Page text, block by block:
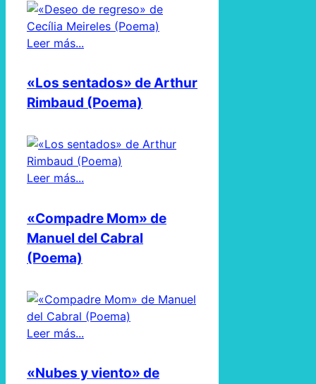
Leer más...
«Los sentados» de Arthur
Rimbaud (Poema)
Leer más...
«Compadre Mom» de
Manuel del Cabral
(Poema)
Leer más...
«Nubes y viento» de